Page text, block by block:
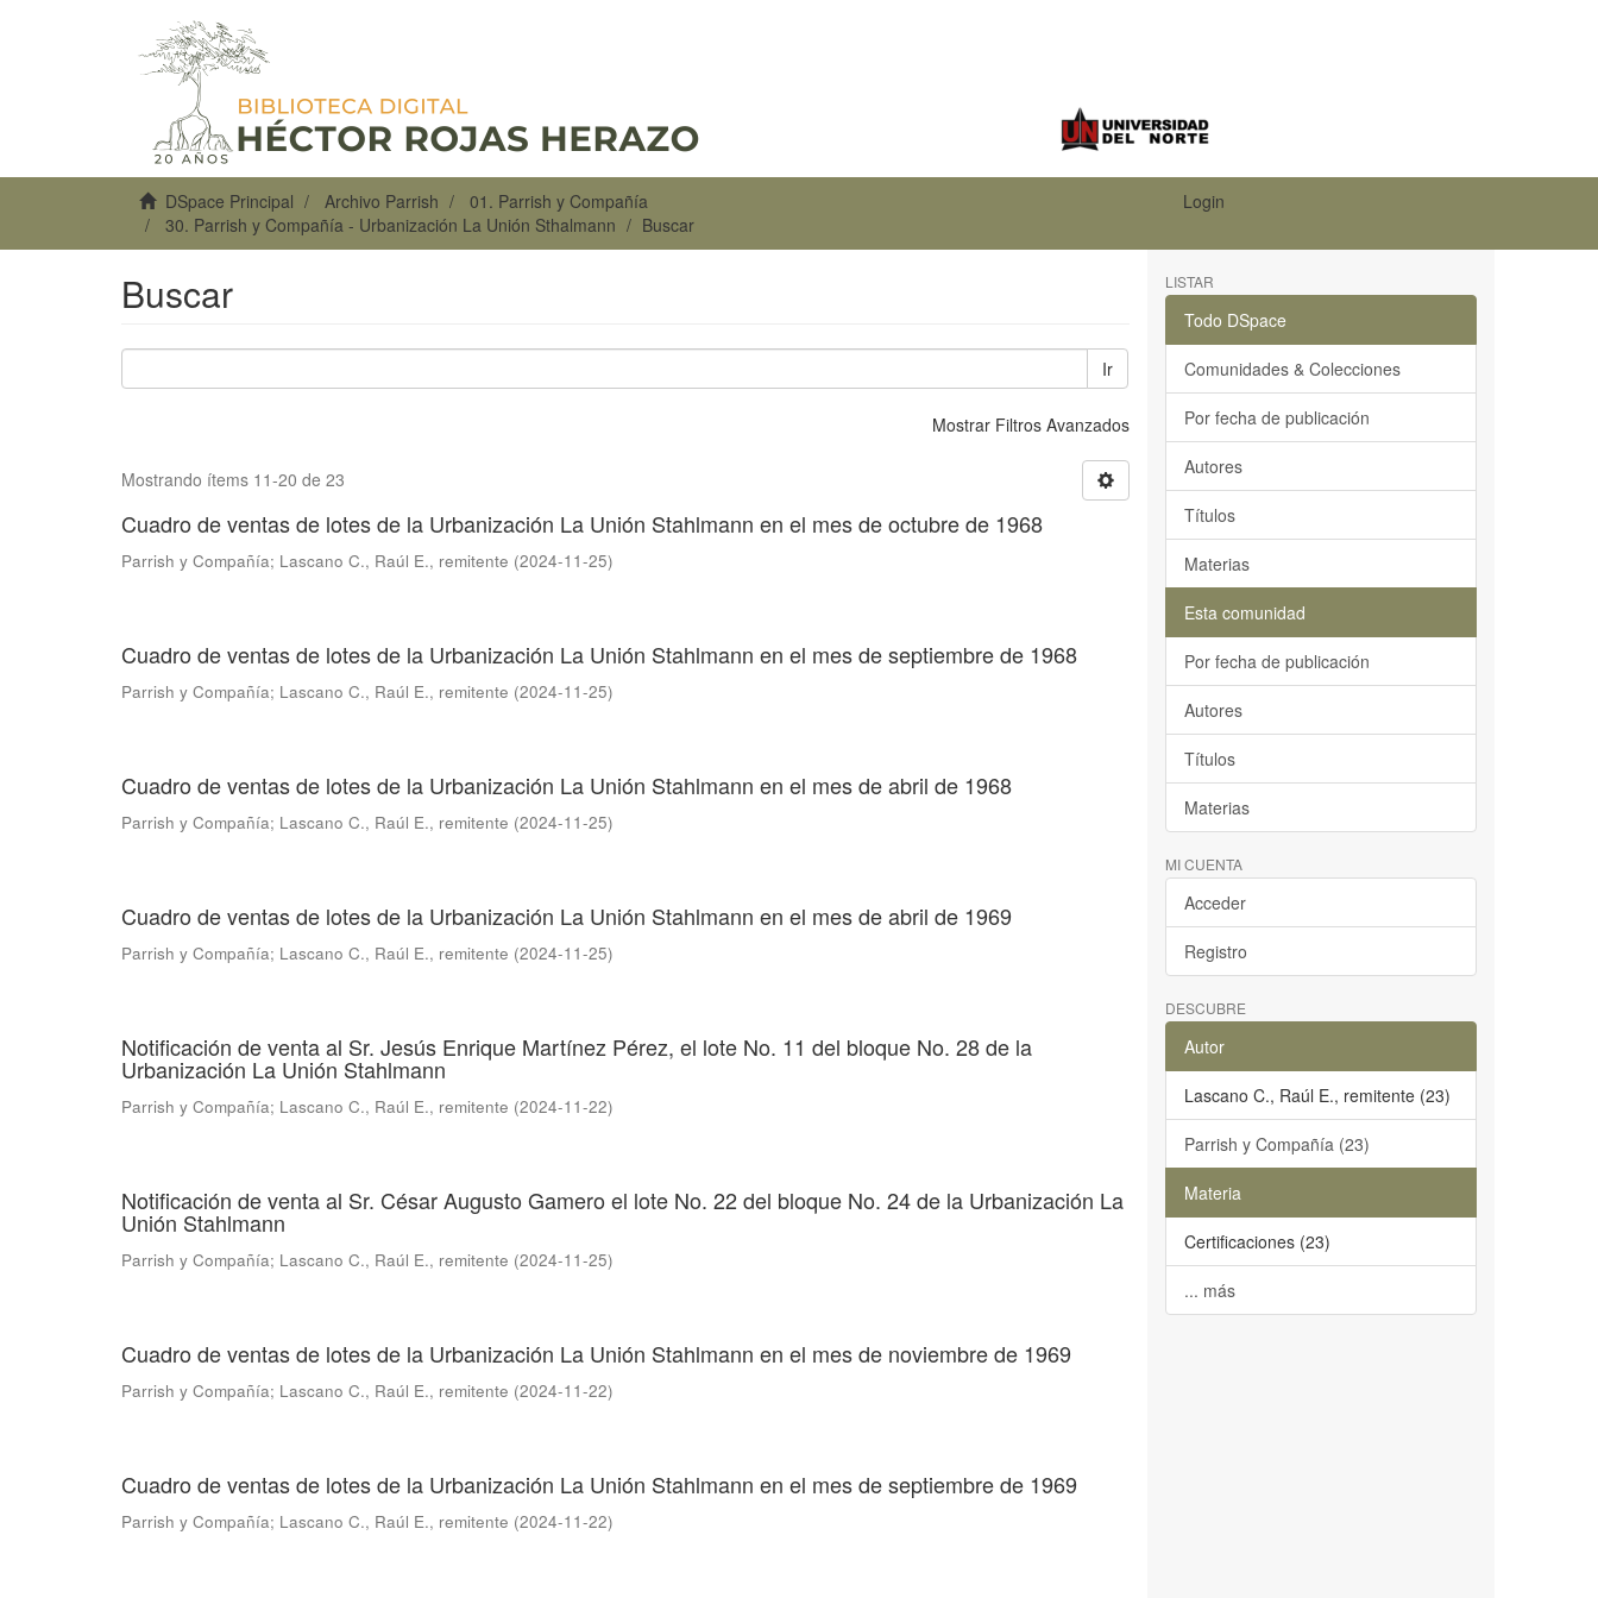
DSpace Principal Archivo Parrish
01. Parrish y Compañía
30. Parrish y Compañía - Urbanización La Unión Sthalmann
Buscar
Login
Buscar
Ir
Mostrar Filtros Avanzados
Mostrando ítems 11-20 de 23
Cuadro de ventas de lotes de la Urbanización La Unión Stahlmann en el mes de octubre de 1968
Parrish y Compañía; Lascano C., Raúl E., remitente (2024-11-25)
Cuadro de ventas de lotes de la Urbanización La Unión Stahlmann en el mes de septiembre de 1968
Parrish y Compañía; Lascano C., Raúl E., remitente (2024-11-25)
Cuadro de ventas de lotes de la Urbanización La Unión Stahlmann en el mes de abril de 1968
Parrish y Compañía; Lascano C., Raúl E., remitente (2024-11-25)
Cuadro de ventas de lotes de la Urbanización La Unión Stahlmann en el mes de abril de 1969
Parrish y Compañía; Lascano C., Raúl E., remitente (2024-11-25)
Notificación de venta al Sr. Jesús Enrique Martínez Pérez, el lote No. 11 del bloque No. 28 de la
Urbanización La Unión Stahlmann
Parrish y Compañía; Lascano C., Raúl E., remitente (2024-11-22)
Notificación de venta al Sr. César Augusto Gamero el lote No. 22 del bloque No. 24 de la Urbanización La
Unión Stahlmann
Parrish y Compañía; Lascano C., Raúl E., remitente (2024-11-25)
Cuadro de ventas de lotes de la Urbanización La Unión Stahlmann en el mes de noviembre de 1969
Parrish y Compañía; Lascano C., Raúl E., remitente (2024-11-22)
Cuadro de ventas de lotes de la Urbanización La Unión Stahlmann en el mes de septiembre de 1969
Parrish y Compañía; Lascano C., Raúl E., remitente (2024-11-22)
LISTAR
Todo DSpace
Comunidades & Colecciones
Por fecha de publicación
Autores
Títulos
Materias
Esta comunidad
Por fecha de publicación
Autores
Títulos
Materias
MI CUENTA
Acceder
Registro
DESCUBRE
Autor
Lascano C., Raúl E., remitente (23)
Parrish y Compañía (23)
Materia
Certificaciones (23)
... más